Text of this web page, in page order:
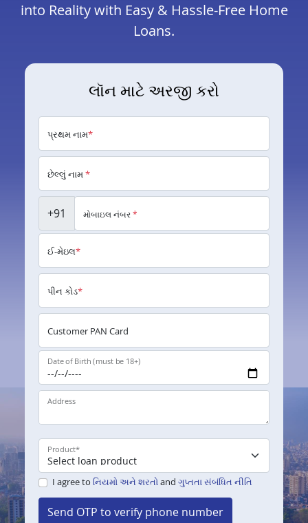
into Reality with Easy & Hassle-Free Home
Loans.
લૉન માટે અરજી કરો
પ્રથમ નામ*
છેલ્લું નામ*
+91 મોબાઇલ નંબર*
ઈ-મેઇલ*
પીન કોડ*
Customer PAN Card
Date of Birth (must be 18+)
Address
Product*
I agree to નિયમો અને શરતોand ગુપ્તતા સંબંધિત નીતિ
Send OTP to verify phone number